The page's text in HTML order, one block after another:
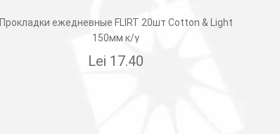
Прокладки ежедневные FLIRT 20шт Cotton & Light
150мм к/у
Lei 17.40